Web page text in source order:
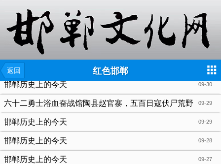
返回 红色邯郸
09-30
邯郸历史上的今天
09-29
六十二勇士浴血奋战馆陶县赵官寨，五百日寇伏尸荒野
09-29
邯郸历史上的今天
09-28
邯郸历史上的今天
09-27
邯郸历史上的今天